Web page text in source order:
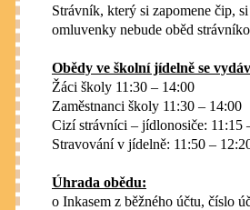
Strávník, který si zapomene čip,
omluvenky nebude oběd
Obědy ve školní jídelně se
Žáci školy 11:30 – 14:00
Zaměstnanci školy 11:30 – 14:00
Cizí strávníci – jídlonosiče: 11:15
Stravování v jídelně: 11:50 –
Úhrada obědu:
o Inkasem z běžného účtu, číslo